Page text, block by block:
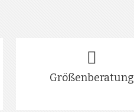
Größenberatung